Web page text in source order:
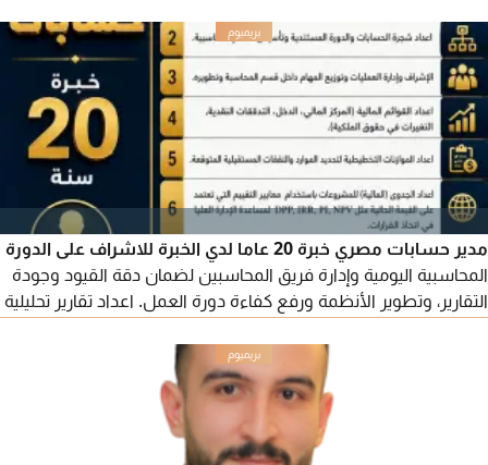
المؤهلات التقنية أنظمة ERP Oracle, SAP, Onyx - برامج
مايكروسوفت Excel متقدم
مدير حسابات مصري خبرة 20 عاما لدي الخبرة للاشراف على الدورة
المحاسبية اليومية وإدارة فريق المحاسبين لضمان دقة القيود وجودة
التقارير، وتطوير الأنظمة ورفع كفاءة دورة العمل. اعداد تقارير تحليلية
مالية للتوقعات والتدفقات النقدية، واعداد الموازنات التخطيطية
ومتابعة السيولة والالتزامات قصيرة الاجل، وتقديم توصيات لتحسين
الكفاءة وترشيد التكاليف